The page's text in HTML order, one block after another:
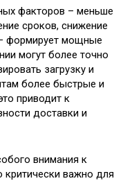
факторов – меньше
сроков, снижение
формирует мощные
могут более точно
загрузку и
более быстрые и
приводит к
доставки и
внимания к
критически важно для